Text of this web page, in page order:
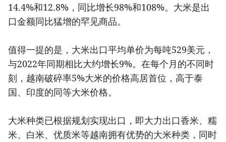
14.4%和12.8%，同比增长98%和108%。大米是出
口金额同比猛增的罕见商品。
值得一提的是，大米出口平均单价为每吨529美元，
与2022年同期相比大约增长9%。在每个月的不同时
刻，越南破碎率5%大米的价格高居首位，高于泰
国、印度的同等大米价格。
大米种类已根据规划实现出口，即大力出口香米、糯
米、白米、优质米等越南拥有优势的大米种类，同时